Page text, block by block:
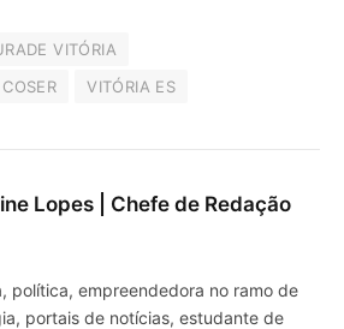
VITÓRIA
VITÓRIA ES
Lopes | Chefe de Redação
política, empreendedora no ramo de
portais de notícias, estudante de